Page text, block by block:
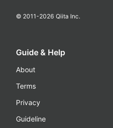
© 2011-2026 Qiita Inc.
Guide & Help
About
Terms
Privacy
Guideline